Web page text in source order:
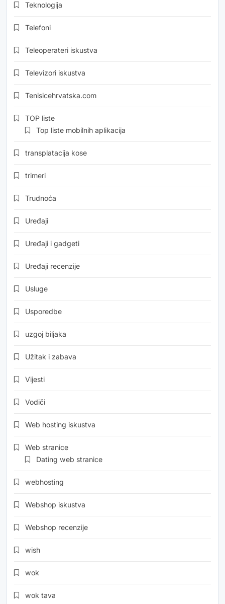
Teknologija
Telefoni
Teleoperateri iskustva
Televizori iskustva
Tenisicehrvatska.com
TOP liste
Top liste mobilnih aplikacija
transplatacija kose
trimeri
Trudnoća
Uređaji
Uređaji i gadgeti
Uređaji recenzije
Usluge
Usporedbe
uzgoj biljaka
Užitak i zabava
Vijesti
Vodiči
Web hosting iskustva
Web stranice
Dating web stranice
webhosting
Webshop iskustva
Webshop recenzije
wish
wok
wok tava